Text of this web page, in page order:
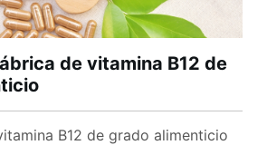
de vitamina B12 de
B12 de grado alimenticio